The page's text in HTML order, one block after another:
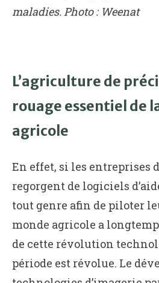
maladies. Photo : Weenat
L’agriculture de
rouage essentiel de
agricole
En effet, si les entreprises
regorgent de logiciels
tout genre afin de piloter
monde agricole a
de cette révolution
période est révolue. Le